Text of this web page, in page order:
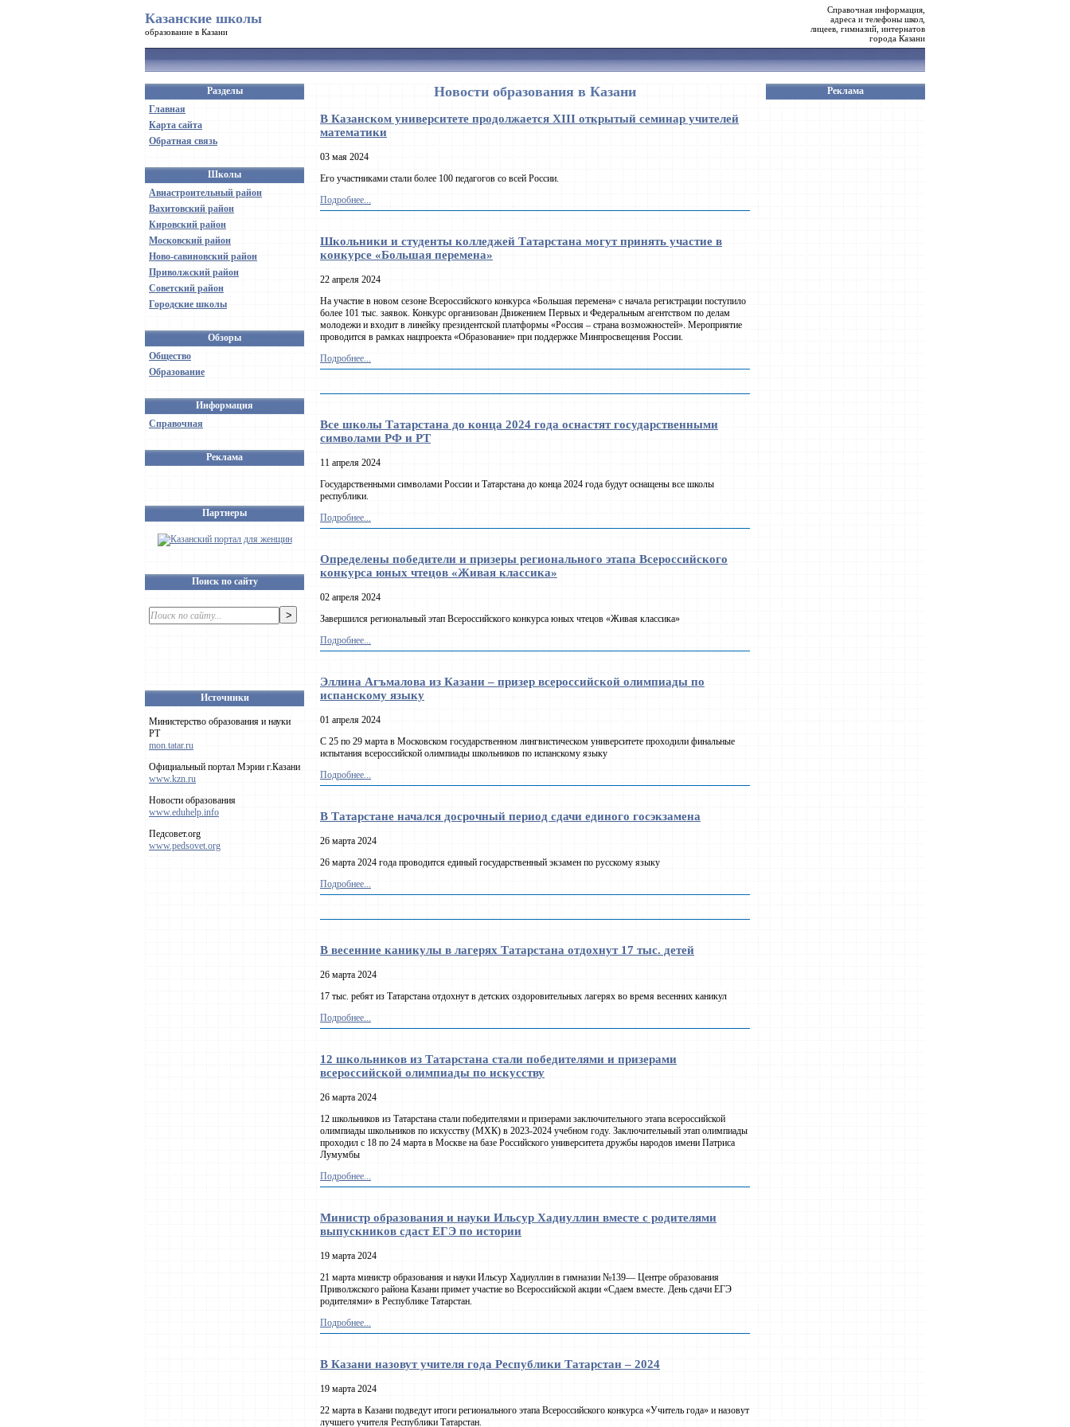
Казанские школы
образование в Казани
Справочная информация,
адреса и телефоны школ,
лицеев, гимназий, интернатов
города Казани
Разделы
Главная
Карта сайта
Обратная связь
Школы
Авиастроительный район
Вахитовский район
Кировский район
Московский район
Ново-савиновский район
Приволжский район
Советский район
Городские школы
Обзоры
Общество
Образование
Информация
Справочная
Реклама
Партнеры
Поиск по сайту
Источники
Министерство образования и науки
РТ
mon.tatar.ru
Официальный портал Мэрии г.Казани
www.kzn.ru
Новости образования
www.eduhelp.info
Педсовет.org
www.pedsovet.org
Новости образования в Казани
В Казанском университете продолжается XIII открытый семинар учителей
математики
03 мая 2024
Его участниками стали более 100 педагогов со всей России.
Подробнее...
Школьники и студенты колледжей Татарстана могут принять участие в
конкурсе «Большая перемена»
22 апреля 2024
На участие в новом сезоне Всероссийского конкурса «Большая перемена» с начала регистрации поступило
более 101 тыс. заявок. Конкурс организован Движением Первых и Федеральным агентством по делам
молодежи и входит в линейку президентской платформы «Россия – страна возможностей». Мероприятие
проводится в рамках нацпроекта «Образование» при поддержке Минпросвещения России.
Подробнее...
Все школы Татарстана до конца 2024 года оснастят государственными
символами РФ и РТ
11 апреля 2024
Государственными символами России и Татарстана до конца 2024 года будут оснащены все школы
республики.
Подробнее...
Определены победители и призеры регионального этапа Всероссийского
конкурса юных чтецов «Живая классика»
02 апреля 2024
Завершился региональный этап Всероссийского конкурса юных чтецов «Живая классика»
Подробнее...
Эллина Агъмалова из Казани – призер всероссийской олимпиады по
испанскому языку
01 апреля 2024
С 25 по 29 марта в Московском государственном лингвистическом университете проходили финальные
испытания всероссийской олимпиады школьников по испанскому языку
Подробнее...
В Татарстане начался досрочный период сдачи единого госэкзамена
26 марта 2024
26 марта 2024 года проводится единый государственный экзамен по русскому языку
Подробнее...
В весенние каникулы в лагерях Татарстана отдохнут 17 тыс. детей
26 марта 2024
17 тыс. ребят из Татарстана отдохнут в детских оздоровительных лагерях во время весенних каникул
Подробнее...
12 школьников из Татарстана стали победителями и призерами
всероссийской олимпиады по искусству
26 марта 2024
12 школьников из Татарстана стали победителями и призерами заключительного этапа всероссийской
олимпиады школьников по искусству (МХК) в 2023-2024 учебном году. Заключительный этап олимпиады
проходил с 18 по 24 марта в Москве на базе Российского университета дружбы народов имени Патриса
Лумумбы
Подробнее...
Министр образования и науки Ильсур Хадиуллин вместе с родителями
выпускников сдаст ЕГЭ по истории
19 марта 2024
21 марта министр образования и науки Ильсур Хадиуллин в гимназии №139— Центре образования
Приволжского района Казани примет участие во Всероссийской акции «Сдаем вместе. День сдачи ЕГЭ
родителями» в Республике Татарстан.
Подробнее...
В Казани назовут учителя года Республики Татарстан – 2024
19 марта 2024
22 марта в Казани подведут итоги регионального этапа Всероссийского конкурса «Учитель года» и назовут
лучшего учителя Республики Татарстан.
Реклама